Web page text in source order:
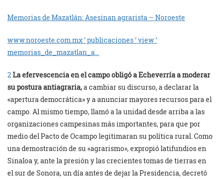
Memorias de Mazatlán: Asesinan agrarista – Noroeste
www.noroeste.com.mx ‘ publicaciones ‘ view ‘
memorias_de_mazatlan_a…
2 La efervescencia en el campo obligó a Echeverría a moderar
su postura antiagraria,a cambiar su discurso, a declarar la
«apertura democrática» y a anunciar mayores recursos para el
campo. Al mismo tiempo, llamó a la unidad desde arriba a las
organizaciones campesinas más importantes, para que por
medio del Pacto de Ocampo legitimaran su política rural. Como
una demostración de su «agrarismo», expropió latifundios en
Sinaloa y, ante la presión y las crecientes tomas de tierras en
el sur de Sonora, un día antes de dejar la Presidencia, decretó